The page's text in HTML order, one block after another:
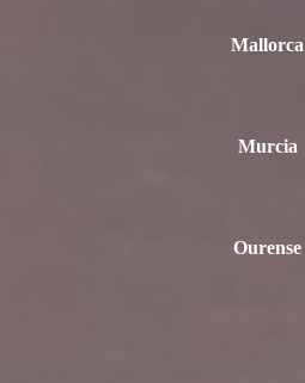
Mallorca
Murcia
Ourense